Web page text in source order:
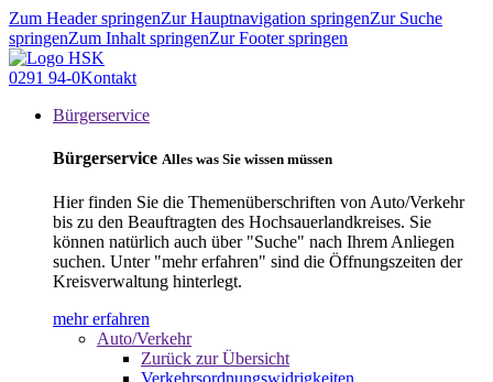
Zum Header springenZur Hauptnavigation springenZur Suche
springenZum Inhalt springenZur Footer springen
0291 94-0Kontakt
Bürgerservice
Bürgerservice Alles was Sie wissen müssen
Hier finden Sie die Themenüberschriften von Auto/Verkehr
bis zu den Beauftragten des Hochsauerlandkreises. Sie
können natürlich auch über "Suche" nach Ihrem Anliegen
suchen. Unter "mehr erfahren" sind die Öffnungszeiten der
Kreisverwaltung hinterlegt.
mehr erfahren
Auto/Verkehr
Zurück zur Übersicht
Verkehrsordnungswidrigkeiten